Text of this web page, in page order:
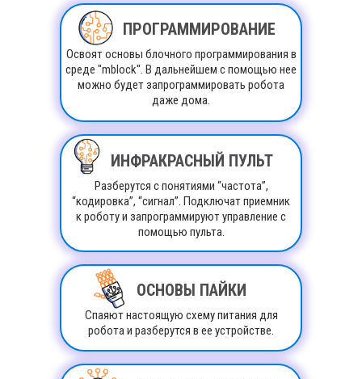
Спаяют настоящую схему питания для
робота и разберутся в ее устройстве.
ОСНОВЫ ПАЙКИ
Освоят основы блочного программирования в
среде "mblock". В дальнейшем с помощью нее
можно будет запрограммировать робота
даже дома.
ПРОГРАММИРОВАНИЕ
Разберутся с понятиями “частота”,
“кодировка”, “сигнал”. Подключат приемник
к роботу и запрограммируют управление с
помощью пульта.
ИНФРАКРАСНЫЙ ПУЛЬТ